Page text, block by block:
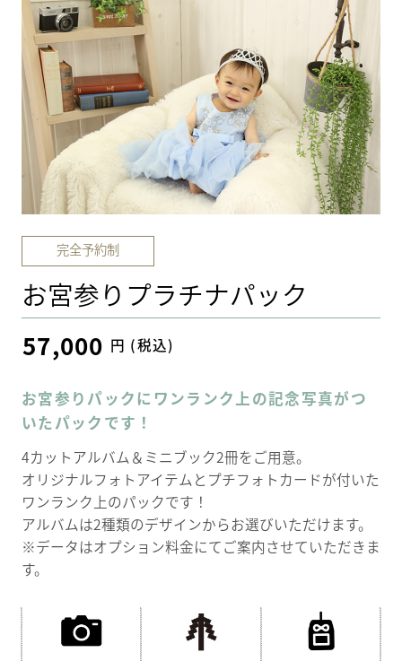
完全予約制
お宮参りプラチナパック
57,000 円 (税込)
お宮参りパックにワンランク上の記念写真がつ
いたパックです！
4カットアルバム＆ミニブック2冊をご用意。
オリジナルフォトアイテムとプチフォトカードが付いた
ワンランク上のパックです！
アルバムは2種類のデザインからお選びいただけます。
※データはオプション料金にてご案内させていただきま
す。